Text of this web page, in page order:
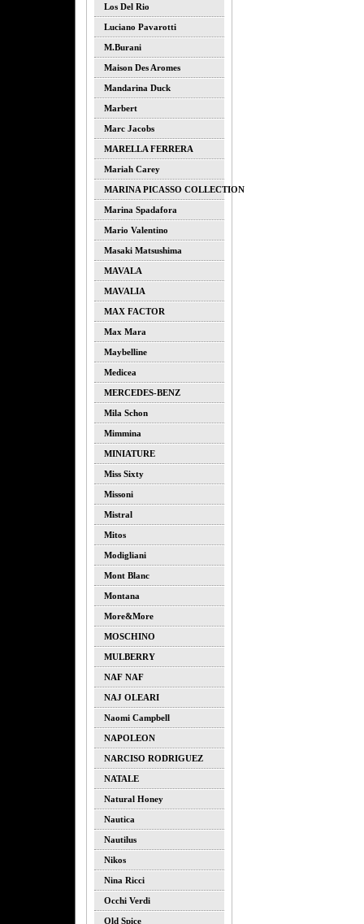
Los Del Rio
Luciano Pavarotti
M.burani
Maison Des Aromes
Mandarina Duck
Marbert
Marc Jacobs
MARELLA FERRERA
Mariah Carey
MARINA PICASSO COLLECTION
Marina Spadafora
Mario Valentino
Masaki Matsushima
MAVALA
MAVALIA
MAX FACTOR
Max Mara
Maybelline
Medicea
MERCEDES-BENZ
Mila Schon
Mimmina
MINIATURE
Miss Sixty
Missoni
Mistral
Mitos
Modigliani
Mont Blanc
Montana
More&more
MOSCHINO
MULBERRY
NAF NAF
NAJ OLEARI
Naomi Campbell
NAPOLEON
NARCISO RODRIGUEZ
NATALE
Natural Honey
Nautica
Nautilus
Nikos
Nina Ricci
Occhi Verdi
Old Spice